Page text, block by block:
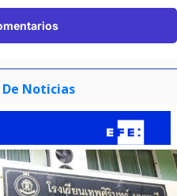
Noticias